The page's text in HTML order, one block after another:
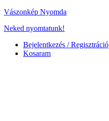
Vászonkép Nyomda
Neked nyomtatunk!
Bejelentkezés / Regisztráció
Kosaram